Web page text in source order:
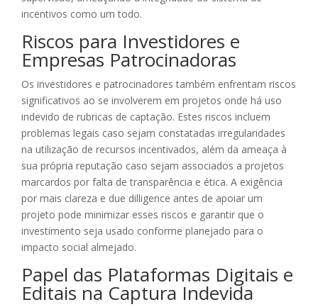
incentivos como um todo.
Riscos para Investidores e
Empresas Patrocinadoras
Os investidores e patrocinadores também enfrentam riscos
significativos ao se involverem em projetos onde há uso
indevido de rubricas de captação. Estes riscos incluem
problemas legais caso sejam constatadas irregularidades
na utilização de recursos incentivados, além da ameaça à
sua própria reputação caso sejam associados a projetos
marcardos por falta de transparência e ética. A exigência
por mais clareza e due dilligence antes de apoiar um
projeto pode minimizar esses riscos e garantir que o
investimento seja usado conforme planejado para o
impacto social almejado.
Papel das Plataformas Digitais e
Editais na Captura Indevida